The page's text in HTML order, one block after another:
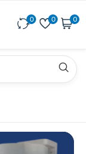
0 0 0